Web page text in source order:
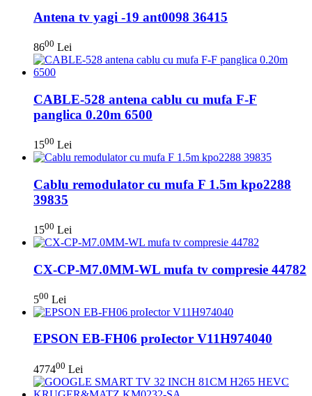
Antena tv yagi -19 ant0098 36415
8600 Lei
CABLE-528 antena cablu cu mufa F-F
panglica 0.20m 6500
1500 Lei
Cablu remodulator cu mufa F 1.5m kpo2288
39835
1500 Lei
CX-CP-M7.0MM-WL mufa tv compresie 44782
500 Lei
EPSON EB-FH06 proIector V11H974040
477400 Lei